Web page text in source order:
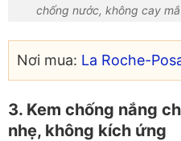
chống nước, không cay
Nơi mua: La Roche-
3. Kem chống nắng
nhẹ, không kích ứng